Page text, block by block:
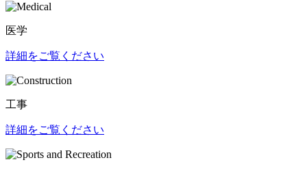
医学
詳細をご覧ください
工事
詳細をご覧ください